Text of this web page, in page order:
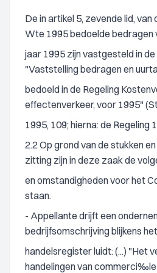
De in artikel 5, zevende lid,
Wte 1995 bedoelde bedragen
jaar 1995 zijn vastgesteld in
"Vaststelling bedragen en
bedoeld in de Regeling
effectenverkeer, voor 1995"
1995, 109; hierna: de Regeling
2.2 Op grond van de stukken
zitting zijn in deze zaak de
en omstandigheden voor het
staan.
- Appellante drijft een
bedrijfsomschrijving blijkens het
handelsregister luidt: (...) "Het
handelingen van commerci‰le